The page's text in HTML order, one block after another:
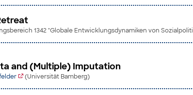
1342 "Globale Entwicklungsdynamiken von
and (Multiple) Imputation
(Universität Bamberg)